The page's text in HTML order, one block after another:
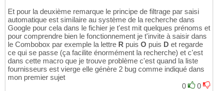
Et pour la deuxième remarque le principe de filtrage par saisi
automatique est similaire au système de la recherche dans
Google pour cela dans le fichier je t'est mit quelques prénoms et
pour comprendre bien le fonctionnement je t'invite à saisir dans
le Combobox par exemple la lettre R puis O puis D et regarde
ce qui se passe (ça facilite énormément la recherche) et c'est
dans cette macro que je trouve problème c'est quand la liste
fournisseurs est vierge elle génère 2 bug comme indiqué dans
mon premier sujet
0
0